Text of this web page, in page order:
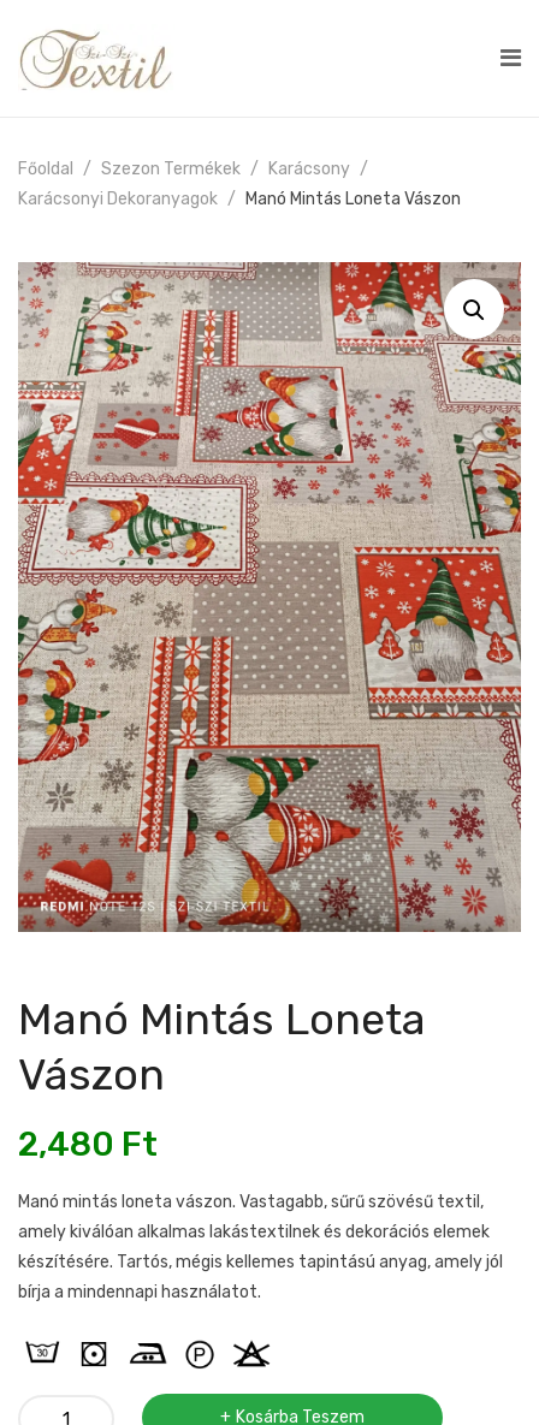
Főoldal Szezon Termékek
Karácsony
Karácsonyi Dekoranyagok
Manó Mintás Loneta Vászon
Manó Mintás Loneta
Vászon
2,480 Ft
Manó mintás loneta vászon. Vastagabb, sűrű szövésű textil,
amely kiválóan alkalmas lakástextilnek és dekorációs elemek
készítésére. Tartós, mégis kellemes tapintású anyag, amely jól
bírja a mindennapi használatot.
Kosárba Teszem